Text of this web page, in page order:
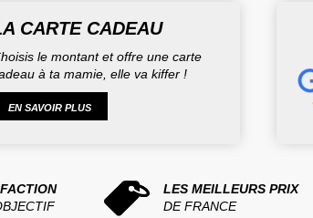
CARTE CADEAU
le montant et offre une carte
à ta mamie, elle va kiffer !
EN SAVOIR PLUS
LES MEILLEURS PRIX
DE FRANCE